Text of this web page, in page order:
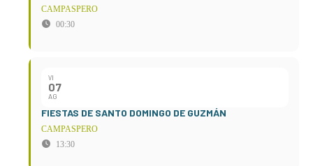
CAMPASPERO
00:30
VI
07
AG
FIESTAS DE SANTO DOMINGO DE GUZMÁN
CAMPASPERO
13:30